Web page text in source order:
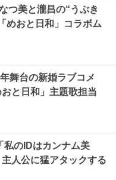
つ美と瀧昌の“うぶき
めおと日和」コラボム
舞台の新婚ラブコメ
おと日和」主題歌担当
私のIDはカンナム美
人公に猛アタックする